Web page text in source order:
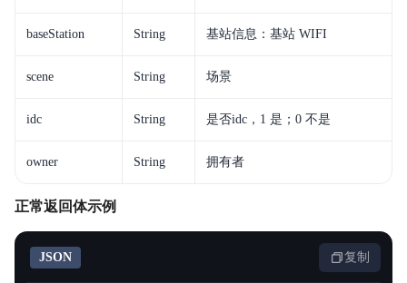
baseStation String 基站信息：基站 WIFI
scene String 场景
idc String 是否idc，1 是；0 不是
owner String 拥有者
正常返回体示例
JSON 复制